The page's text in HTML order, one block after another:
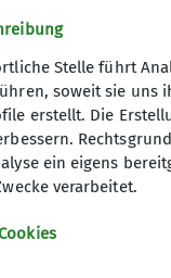
Service
Teilnehmergebühr
Stelle führt
soweit sie uns
erstellt. Die
ein eigens
verarbeitet.